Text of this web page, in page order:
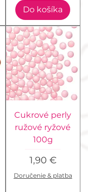
Do košíka
Cukrové perly
ružové ryžové
100g
Cena
1,90 €
Doručenie & platba